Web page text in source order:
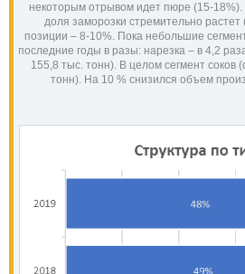
некоторым отрывом идет пюре (15-18%).
доля заморозки стремительно растет
позиции – 8-10%. Пока небольшие
последние годы в разы: нарезка – в 4,2
155,8 тыс. тонн). В целом сегмент соков
тонн). На 10 % снизился объем